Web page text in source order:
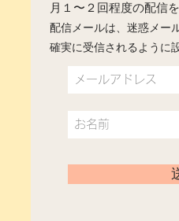
月１〜２回程度の配信
配信メールは、迷惑メー
確実に受信されるように